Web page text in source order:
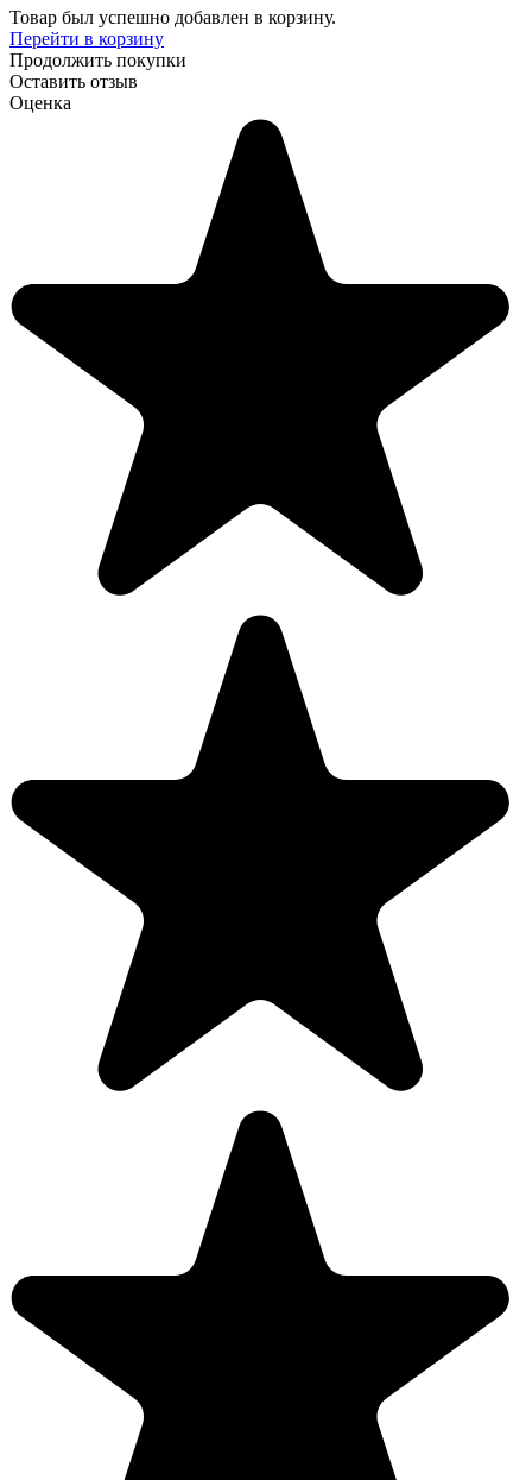
Товар был успешно добавлен в корзину.
Перейти в корзину
Продолжить покупки
Оставить отзыв
Оценка